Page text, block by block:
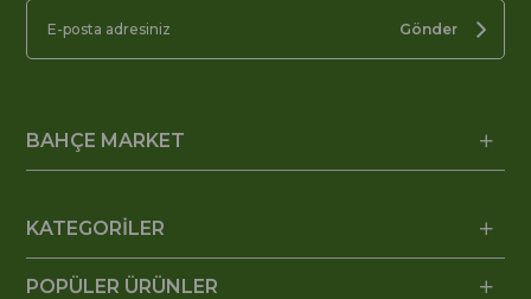
Gönder
BAHÇE MARKET
KATEGORİLER
POPÜLER ÜRÜNLER